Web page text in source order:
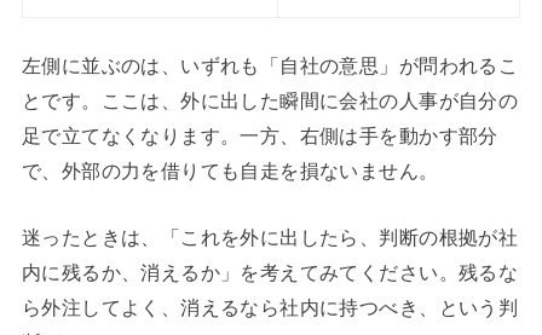
左側に並ぶのは、いずれも「自社の意思」が問われるこ
とです。ここは、外に出した瞬間に会社の人事が自分の
足で立てなくなります。一方、右側は手を動かす部分
で、外部の力を借りても自走を損ないません。
迷ったときは、「これを外に出したら、判断の根拠が社
内に残るか、消えるか」を考えてみてください。残るな
ら外注してよく、消えるなら社内に持つべき、という判